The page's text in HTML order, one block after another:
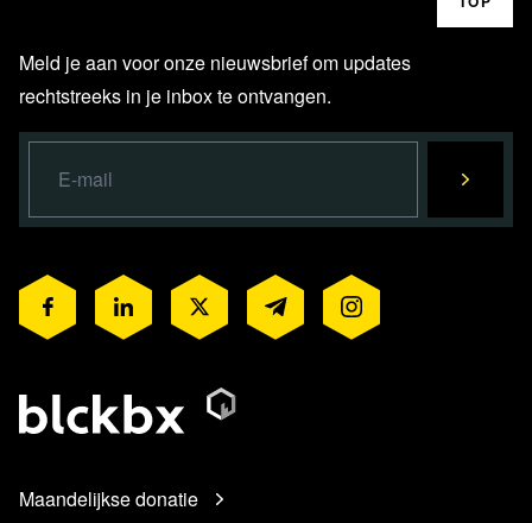
Meld je aan voor onze nieuwsbrief om updates
rechtstreeks in je inbox te ontvangen.
Maandelijkse donatie